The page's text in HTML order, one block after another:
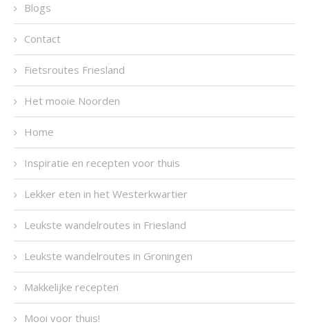
Blogs
Contact
Fietsroutes Friesland
Het mooie Noorden
Home
Inspiratie en recepten voor thuis
Lekker eten in het Westerkwartier
Leukste wandelroutes in Friesland
Leukste wandelroutes in Groningen
Makkelijke recepten
Mooi voor thuis!